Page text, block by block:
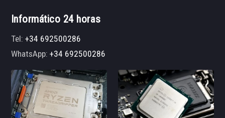
Informático 24 horas
Tel:+34 692500286
WhatsApp:+34 692500286